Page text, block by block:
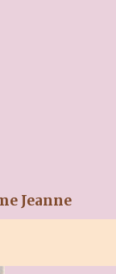
Jeanne